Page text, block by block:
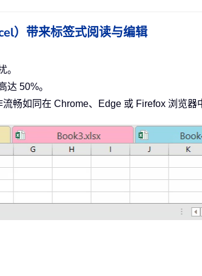
）带来标签式阅读与编辑
。
达 50%。
畅如同在 Chrome、Edge 或 Firefox 浏览器